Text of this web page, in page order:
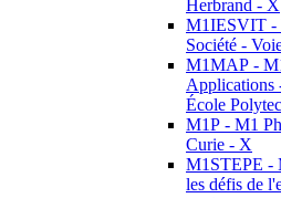
Herbrand - X
M1IESVIT -
Société -
M1MAP -
Applications
École
M1P - M1
Curie - X
M1STEPE -
les défis de